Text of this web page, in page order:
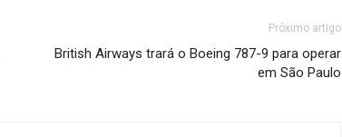
Próximo artigo
British Airways trará o Boeing 787-9 para operar
em São Paulo